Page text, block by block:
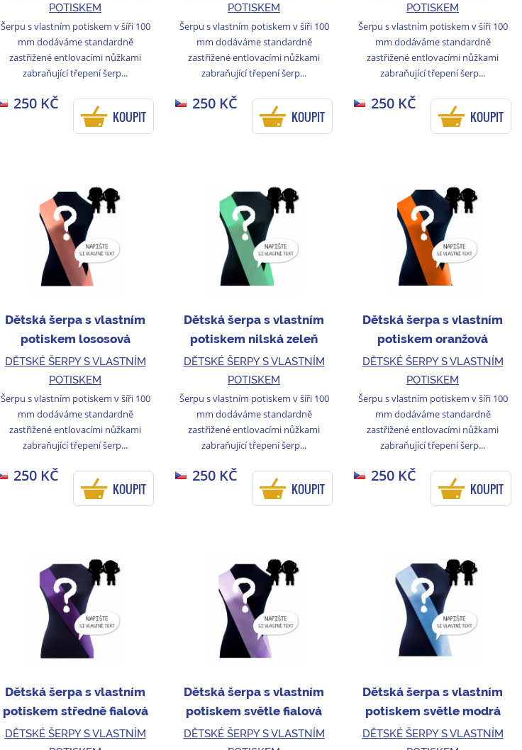
POTISKEM
Šerpu s vlastním potiskem v šíři 100
mm dodáváme standardně
zastřižené entlovacími nůžkami
zabraňující třepení šerp...
250 KČ
KOUPIT
POTISKEM
Šerpu s vlastním potiskem v šíři 100
mm dodáváme standardně
zastřižené entlovacími nůžkami
zabraňující třepení šerp...
250 KČ
KOUPIT
POTISKEM
Šerpu s vlastním potiskem v šíři 100
mm dodáváme standardně
zastřižené entlovacími nůžkami
zabraňující třepení šerp...
250 KČ
KOUPIT
Dětská šerpa s vlastním
potiskem lososová
DĚTSKÉ ŠERPY S VLASTNÍM
POTISKEM
Šerpu s vlastním potiskem v šíři 100
mm dodáváme standardně
zastřižené entlovacími nůžkami
zabraňující třepení šerp...
250 KČ
KOUPIT
Dětská šerpa s vlastním
potiskem nilská zeleň
DĚTSKÉ ŠERPY S VLASTNÍM
POTISKEM
Šerpu s vlastním potiskem v šíři 100
mm dodáváme standardně
zastřižené entlovacími nůžkami
zabraňující třepení šerp...
250 KČ
KOUPIT
Dětská šerpa s vlastním
potiskem oranžová
DĚTSKÉ ŠERPY S VLASTNÍM
POTISKEM
Šerpu s vlastním potiskem v šíři 100
mm dodáváme standardně
zastřižené entlovacími nůžkami
zabraňující třepení šerp...
250 KČ
KOUPIT
Dětská šerpa s vlastním
potiskem středně fialová
DĚTSKÉ ŠERPY S VLASTNÍM
Dětská šerpa s vlastním
potiskem světle fialová
DĚTSKÉ ŠERPY S VLASTNÍM
Dětská šerpa s vlastním
potiskem světle modrá
DĚTSKÉ ŠERPY S VLASTNÍM